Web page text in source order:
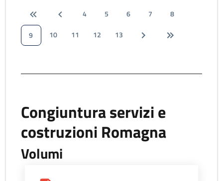
4 5 6 7
8
9
10 11 12 13
Congiuntura servizi e
costruzioni Romagna
Volumi